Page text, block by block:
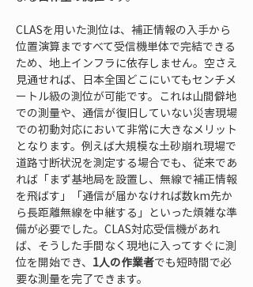
CLASを用いた測位は、補正情報の入手から
位置演算まですべて受信機単体で完結できる
ため、地上インフラに依存しません。空さえ
見通せれば、日本全国どこにいてもセンチメ
ートル級の測位が可能です。これは山間僻地
での測量や、通信が復旧していない災害現場
での初動対応において非常に大きなメリット
となります。例えば大規模な土砂崩れ現場で
道路寸断状況を測定する場合でも、従来であ
れば「まず基地局を設置し、無線で補正情報
を飛ばす」「通信が届かなければ数km先か
ら長距離無線を中継する」といった煩雑な準
備が必要でした。CLAS対応受信機があれ
ば、そうした手間なく現地に入ってすぐに測
位を開始でき、 1人の作業者でも短時間で必
要な測量を完了できます。